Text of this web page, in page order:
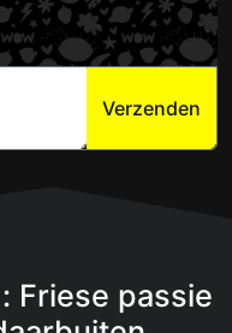
Verzenden
Friese passie